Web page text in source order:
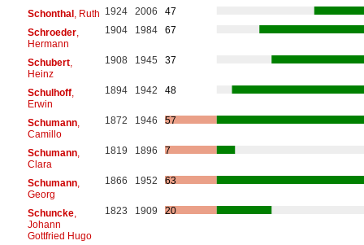
Schonthal, Ruth 1924 2006
47
Schroeder,
Hermann
1904 1984 67
Schubert,
Heinz
1908 1945 37
Schulhoff,
Erwin
1894 1942 48
Schumann,
Camillo
1872 1946 57
Schumann,
Clara
1819 1896 7
Schumann,
Georg
1866 1952 63
Schuncke,
Johann
Gottfried Hugo
1823 1909 20